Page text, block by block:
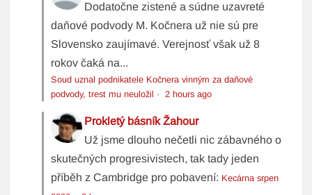
Dodatočne zistené a súdne uzavreté
daňové podvody M. Kočnera už nie sú pre
Slovensko zaujímavé. Verejnosť však už 8
rokov čaká na...
Soud uznal podnikatele Kočnera vinným za daňové
podvody, trest mu neuložil ·2 hours ago
Prokletý básník Žahour
Už jsme dlouho nečetli nic zábavného o
skutečných progresivistech, tak tady jeden
příběh z Cambridge pro pobavení: Kecárna srpen